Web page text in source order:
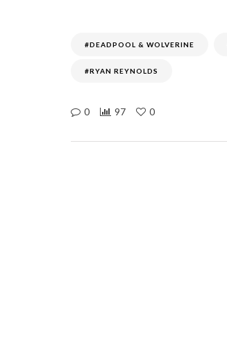
#DEADPOOL & WOLVERINE
#RYAN REYNOLDS
0 97 0